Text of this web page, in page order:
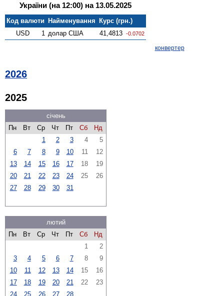
України (на 12:00) на 13.05.2025
Код валюти Найменування
Курс (грн.)
USD
1 долар США 41,4813 -0.0702
конвертер
2026
2025
січень
Пн
Вт Ср Чт Пт Сб
Нд
1
2 3 4
5
6
7 8 9 10 11
12
13
14 15 16 17 18
19
20
21 22 23 24 25
26
27
28 29 30 31
лютий
Пн
Вт Ср Чт Пт Сб
Нд
1
2
3
4 5 6 7 8
9
10
11 12 13 14 15
16
17
18 19 20 21 22
23
24
25 26 27 28